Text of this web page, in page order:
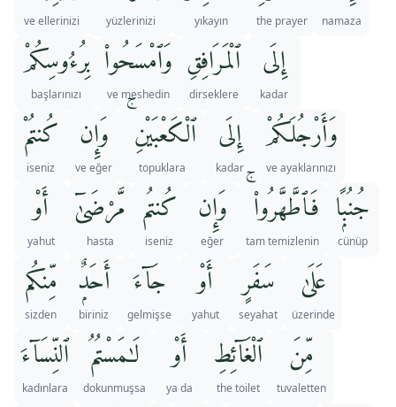
namaza
the prayer
yıkayın
yüzlerinizi
ve ellerinizi
إِلَى
kadar
ٱلْمَرَافِقِ
dirseklere
وَٱمْسَحُوا۟
ve meshedin
بِرُءُوسِكُمْ
başlarınızı
وَأَرْجُلَكُمْ
ve ayaklarınızı
إِلَى
kadar
ٱلْكَعْبَيْنِ ۚ
topuklara
وَإِن
ve eğer
كُنتُمْ
iseniz
جُنُبًۭا
cünüp
فَٱطَّهَّرُوا۟ ۚ
tam temizlenin
وَإِن
eğer
كُنتُم
iseniz
مَّرْضَىٰٓ
hasta
أَوْ
yahut
عَلَىٰ
üzerinde
سَفَرٍ
seyahat
أَوْ
yahut
جَآءَ
gelmişse
أَحَدٌۭ
biriniz
مِّنكُم
sizden
مِّنَ
tuvaletten
ٱلْغَآئِطِ
the toilet
أَوْ
ya da
لَـٰمَسْتُمُ
dokunmuşsa
ٱلنِّسَآءَ
kadınlara